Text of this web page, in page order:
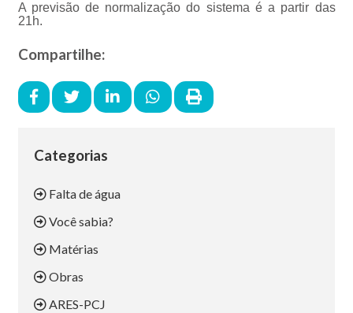
A previsão de normalização do sistema é a partir das
21h.
Compartilhe:
Categorias
Falta de água
Você sabia?
Matérias
Obras
ARES-PCJ